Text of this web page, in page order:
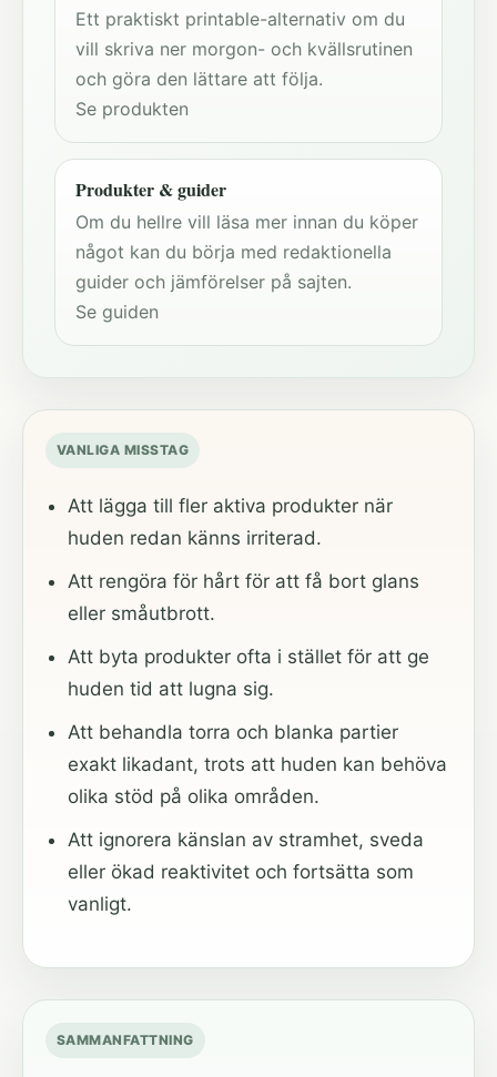
Ett praktiskt printable-alternativ om du
vill skriva ner morgon- och kvällsrutinen
och göra den lättare att följa.
Se produkten
Produkter & guider
Om du hellre vill läsa mer innan du köper
något kan du börja med redaktionella
guider och jämförelser på sajten.
Se guiden
VANLIGA MISSTAG
Att lägga till fler aktiva produkter när
huden redan känns irriterad.
Att rengöra för hårt för att få bort glans
eller småutbrott.
Att byta produkter ofta i stället för att ge
huden tid att lugna sig.
Att behandla torra och blanka partier
exakt likadant, trots att huden kan behöva
olika stöd på olika områden.
Att ignorera känslan av stramhet, sveda
eller ökad reaktivitet och fortsätta som
vanligt.
SAMMANFATTNING